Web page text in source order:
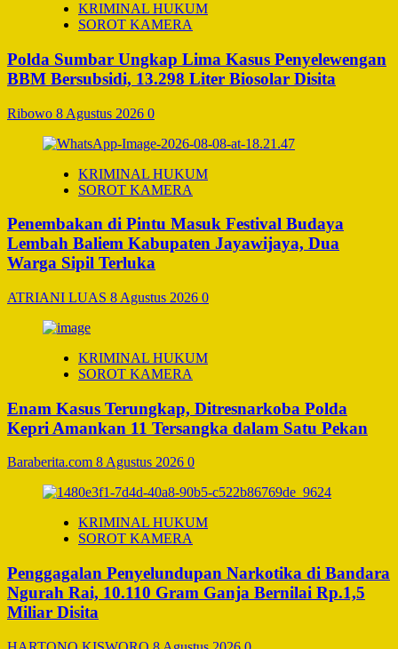
KRIMINAL HUKUM
SOROT KAMERA
Polda Sumbar Ungkap Lima Kasus Penyelewengan
BBM Bersubsidi, 13.298 Liter Biosolar Disita
Ribowo 8 Agustus 2026 0
KRIMINAL HUKUM
SOROT KAMERA
Penembakan di Pintu Masuk Festival Budaya
Lembah Baliem Kabupaten Jayawijaya, Dua
Warga Sipil Terluka
ATRIANI LUAS 8 Agustus 2026 0
KRIMINAL HUKUM
SOROT KAMERA
Enam Kasus Terungkap, Ditresnarkoba Polda
Kepri Amankan 11 Tersangka dalam Satu Pekan
Baraberita.com 8 Agustus 2026 0
KRIMINAL HUKUM
SOROT KAMERA
Penggagalan Penyelundupan Narkotika di Bandara
Ngurah Rai, 10.110 Gram Ganja Bernilai Rp.1,5
Miliar Disita